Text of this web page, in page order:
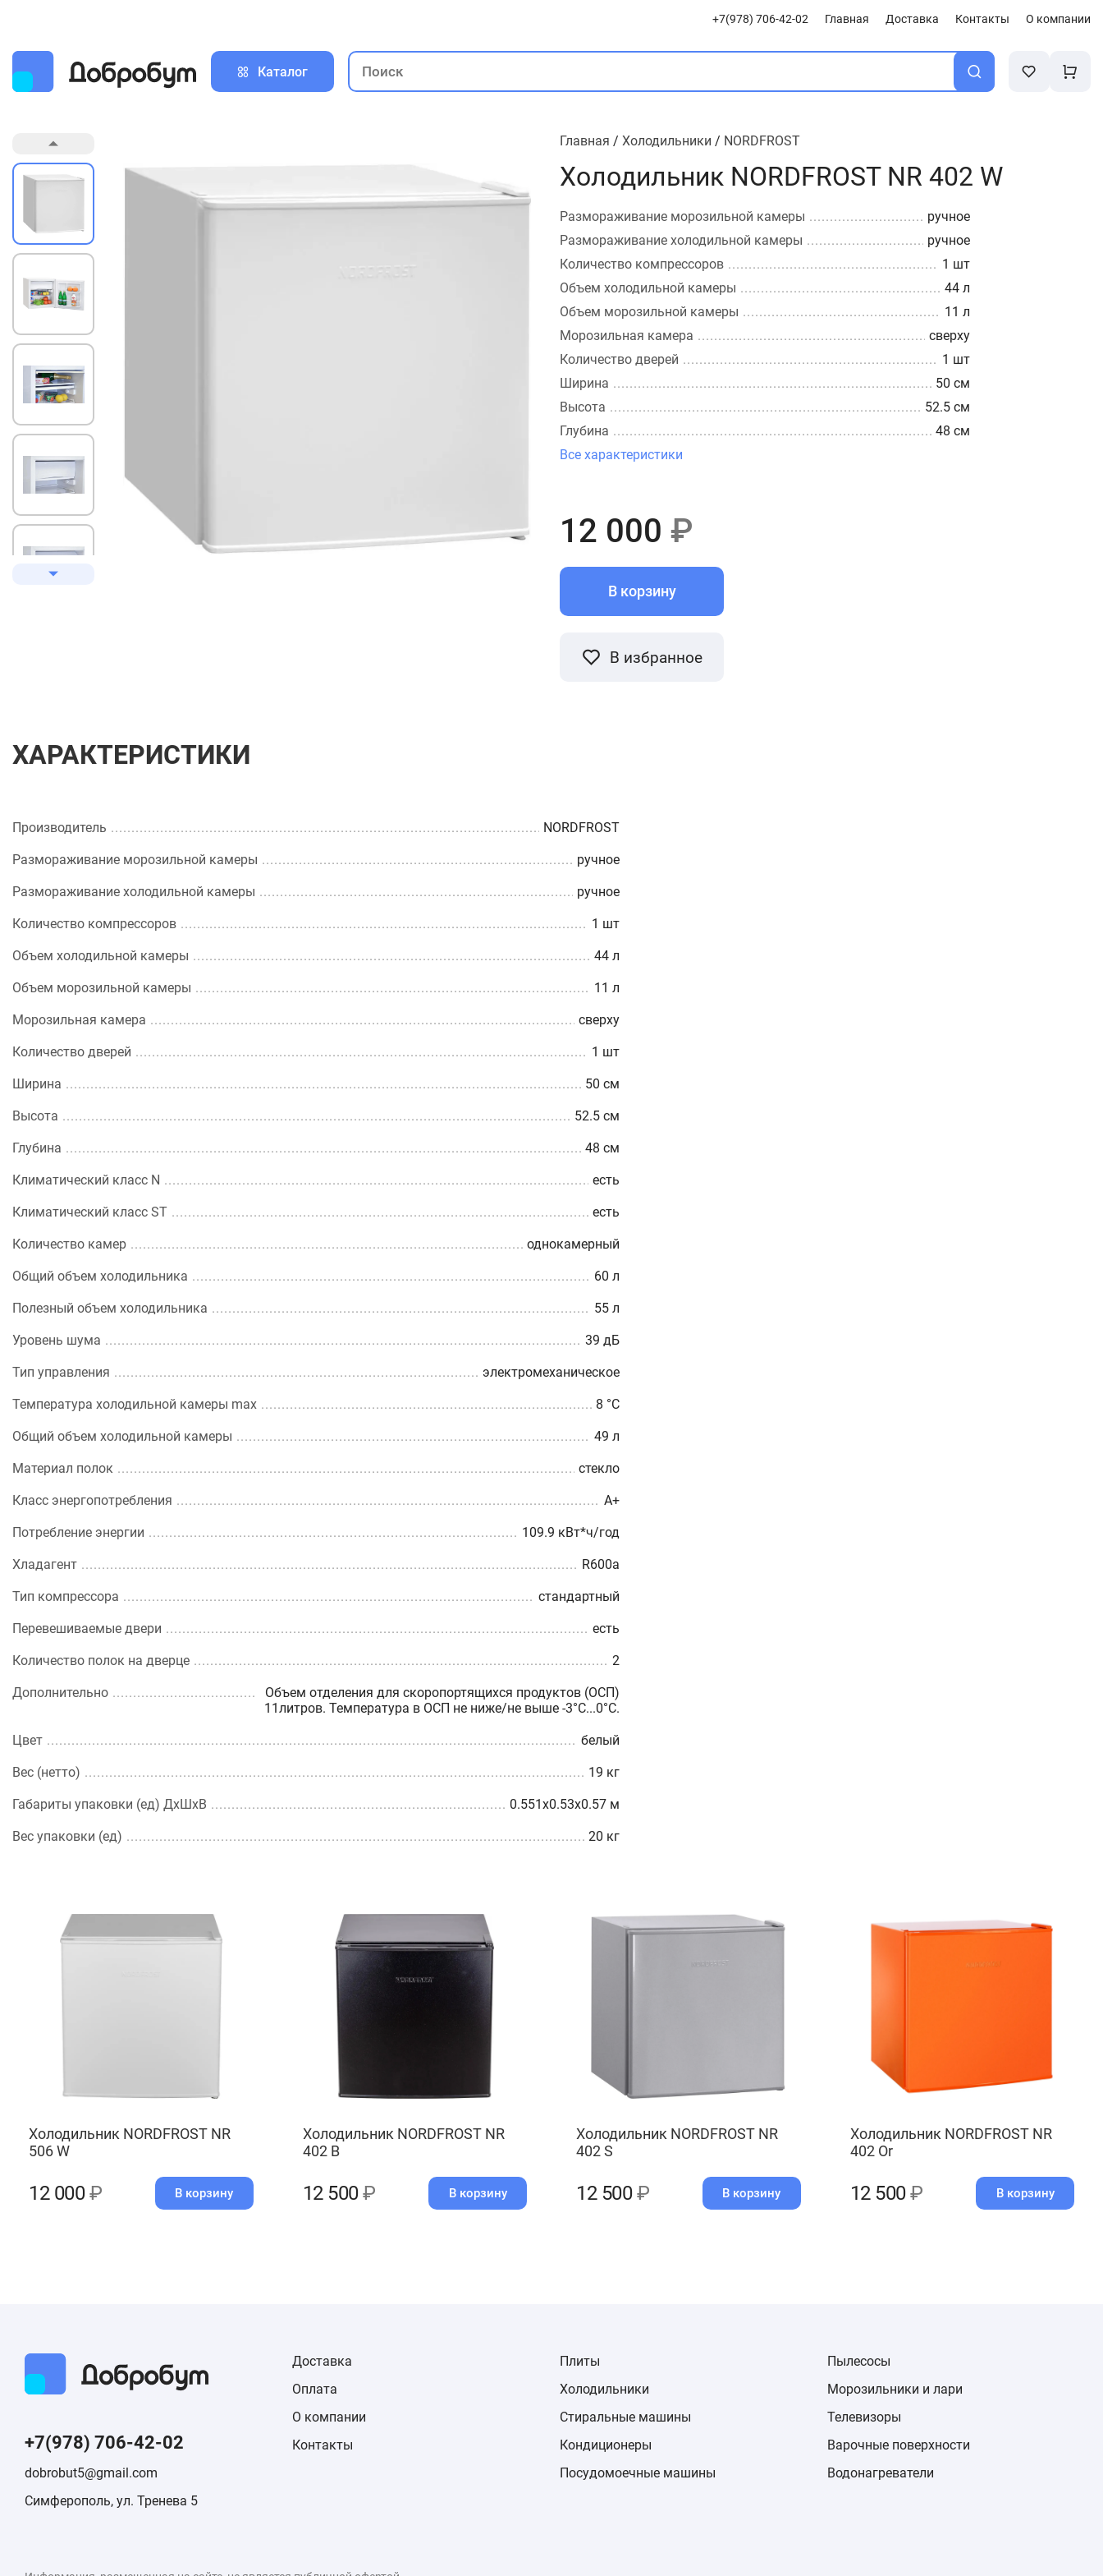
+7(978) 706-42-02 Главная Доставка Контакты О компании
Каталог
Главная / Холодильники / NORDFROST
Холодильник NORDFROST NR 402 W
Размораживание морозильной камеры
ручное
Размораживание холодильной камеры
ручное
Количество компрессоров
1 шт
Объем холодильной камеры
44 л
Объем морозильной камеры
11 л
Морозильная камера
сверху
Количество дверей
1 шт
Ширина
50 см
Высота
52.5 см
Глубина
48 см
Все характеристики
12 000 ₽
В корзину
В избранное
ХАРАКТЕРИСТИКИ
Производитель NORDFROST
Размораживание морозильной камеры ручное
Размораживание холодильной камеры ручное
Количество компрессоров 1 шт
Объем холодильной камеры 44 л
Объем морозильной камеры 11 л
Морозильная камера сверху
Количество дверей 1 шт
Ширина 50 см
Высота 52.5 см
Глубина 48 см
Климатический класс N есть
Климатический класс ST есть
Количество камер однокамерный
Общий объем холодильника 60 л
Полезный объем холодильника 55 л
Уровень шума 39 дБ
Тип управления электромеханическое
Температура холодильной камеры max 8 °С
Общий объем холодильной камеры 49 л
Материал полок стекло
Класс энергопотребления A+
Потребление энергии 109.9 кВт*ч/год
Хладагент R600a
Тип компрессора стандартный
Перевешиваемые двери есть
Количество полок на дверце 2
Дополнительно
Объем отделения для скоропортящихся продуктов (ОСП)
11литров. Температура в ОСП не ниже/не выше -3°С...0°С.
Цвет белый
Вес (нетто) 19 кг
Габариты упаковки (ед) ДхШхВ 0.551x0.53x0.57 м
Вес упаковки (ед) 20 кг
Холодильник NORDFROST NR
506 W
12 000₽ В корзину
Холодильник NORDFROST NR
402 B
12 500₽ В корзину
Холодильник NORDFROST NR
402 S
12 500₽ В корзину
Холодильник NORDFROST NR
402 Or
12 500₽ В корзину
+7(978) 706-42-02
dobrobut5@gmail.com
Симферополь, ул. Тренева 5
Доставка
Оплата
О компании
Контакты
Плиты
Холодильники
Стиральные машины
Кондиционеры
Посудомоечные машины
Пылесосы
Морозильники и лари
Телевизоры
Варочные поверхности
Водонагреватели